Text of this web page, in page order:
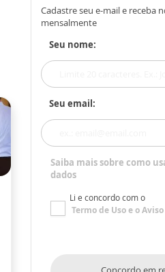
Cadastre seu e-mail e receba
mensalmente
Seu nome:
Seu email:
Saiba mais sobre como
dados
Li e concordo com o
Termo de Usoe o